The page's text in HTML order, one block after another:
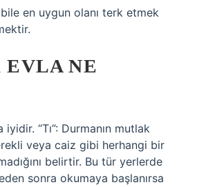
en uygun olanı terk etmek
EVLA NE
“Tı”: Durmanın mutlak
veya caiz gibi herhangi bir
belirtir. Bu tür yerlerde
sonra okumaya başlanırsa